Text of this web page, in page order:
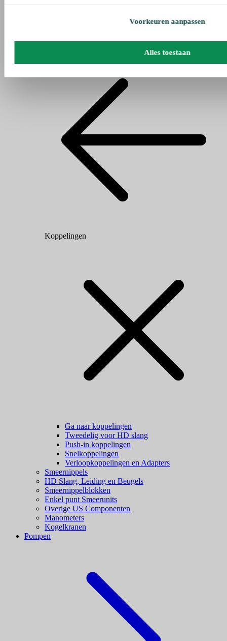
Koppelingen
Ga naar koppelingen
Tweedelig voor HD slang
Push-in koppelingen
Snelkoppelingen
Verloopkoppelingen en Adapters
Smeernippels
HD Slang, Leiding en Beugels
Smeernippelblokken
Enkel punt Smeerunits
Overige US Componenten
Manometers
Kogelkranen
Pompen
Voorkeuren aanpassen
Alles toestaan